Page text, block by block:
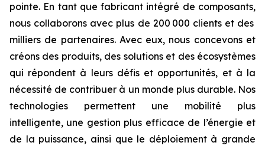
pointe. En tant que fabricant intégré de composants,
nous collaborons avec plus de 200 000 clients et des
milliers de partenaires. Avec eux, nous concevons et
créons des produits, des solutions et des écosystèmes
qui répondent à leurs défis et opportunités, et à la
nécessité de contribuer à un monde plus durable. Nos
technologies permettent une mobilité plus
intelligente, une gestion plus efficace de l’énergie et
de la puissance, ainsi que le déploiement à grande